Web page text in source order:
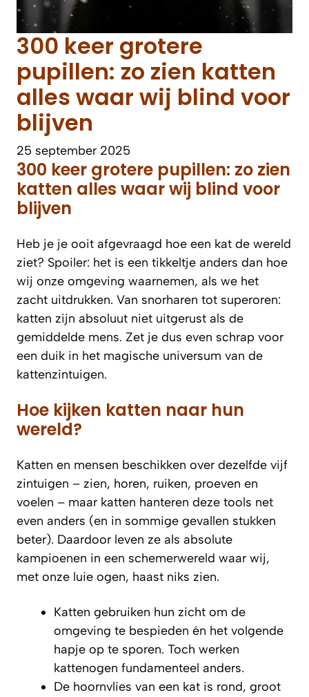
300 keer grotere
pupillen: zo zien katten
alles waar wij blind voor
blijven
25 september 2025
300 keer grotere pupillen: zo zien
katten alles waar wij blind voor
blijven
Heb je je ooit afgevraagd hoe een kat de wereld
ziet? Spoiler: het is een tikkeltje anders dan hoe
wij onze omgeving waarnemen, als we het
zacht uitdrukken. Van snorharen tot superoren:
katten zijn absoluut niet uitgerust als de
gemiddelde mens. Zet je dus even schrap voor
een duik in het magische universum van de
kattenzintuigen.
Hoe kijken katten naar hun
wereld?
Katten en mensen beschikken over dezelfde vijf
zintuigen – zien, horen, ruiken, proeven en
voelen – maar katten hanteren deze tools net
even anders (en in sommige gevallen stukken
beter). Daardoor leven ze als absolute
kampioenen in een schemerwereld waar wij,
met onze luie ogen, haast niks zien.
Katten gebruiken hun zicht om de
omgeving te bespieden én het volgende
hapje op te sporen. Toch werken
kattenogen fundamenteel anders.
De hoornvlies van een kat is rond, groot